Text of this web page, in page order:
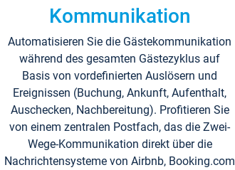
Kommunikation
Automatisieren Sie die Gästekommunikation
während des gesamten Gästezyklus auf
Basis von vordefinierten Auslösern und
Ereignissen (Buchung, Ankunft, Aufenthalt,
Auschecken, Nachbereitung). Profitieren Sie
von einem zentralen Postfach, das die Zwei-
Wege-Kommunikation direkt über die
Nachrichtensysteme von Airbnb, Booking.com